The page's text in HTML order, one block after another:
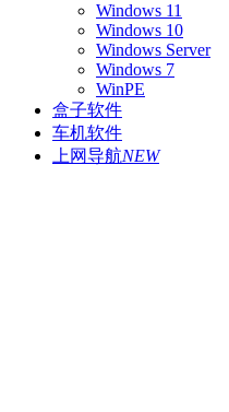
Windows 11
Windows 10
Windows Server
Windows 7
WinPE
盒子软件
车机软件
上网导航NEW